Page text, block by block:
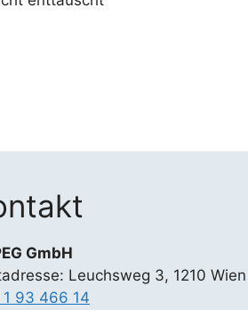
GmbH
Leuchsweg 3, 1210 Wien
93 466 14